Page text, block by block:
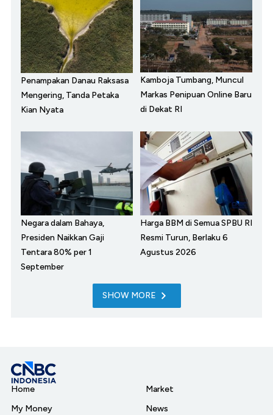
Penampakan Danau Raksasa
Mengering, Tanda Petaka
Kian Nyata
Kamboja Tumbang, Muncul
Markas Penipuan Online Baru
di Dekat RI
Negara dalam Bahaya,
Presiden Naikkan Gaji
Tentara 80% per 1
September
Harga BBM di Semua SPBU RI
Resmi Turun, Berlaku 6
Agustus 2026
SHOW MORE
Home
My Money
Market
News